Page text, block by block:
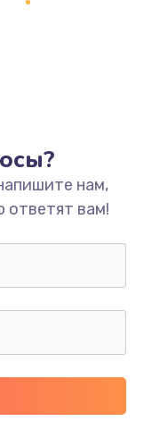
нам,
ответят вам!